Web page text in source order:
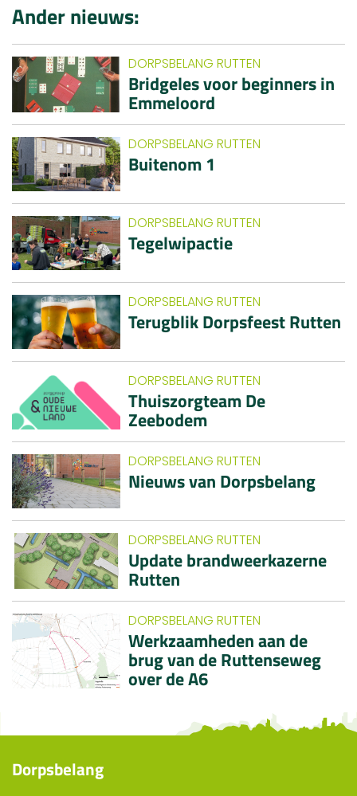
Ander nieuws:
DORPSBELANG RUTTEN
Bridgeles voor beginners in
Emmeloord
DORPSBELANG RUTTEN
Buitenom 1
DORPSBELANG RUTTEN
Tegelwipactie
DORPSBELANG RUTTEN
Terugblik Dorpsfeest Rutten
DORPSBELANG RUTTEN
Thuiszorgteam De
Zeebodem
DORPSBELANG RUTTEN
Nieuws van Dorpsbelang
DORPSBELANG RUTTEN
Update brandweerkazerne
Rutten
DORPSBELANG RUTTEN
Werkzaamheden aan de
brug van de Ruttenseweg
over de A6
Dorpsbelang